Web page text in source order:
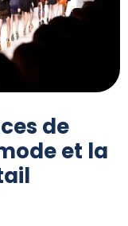
de
et la